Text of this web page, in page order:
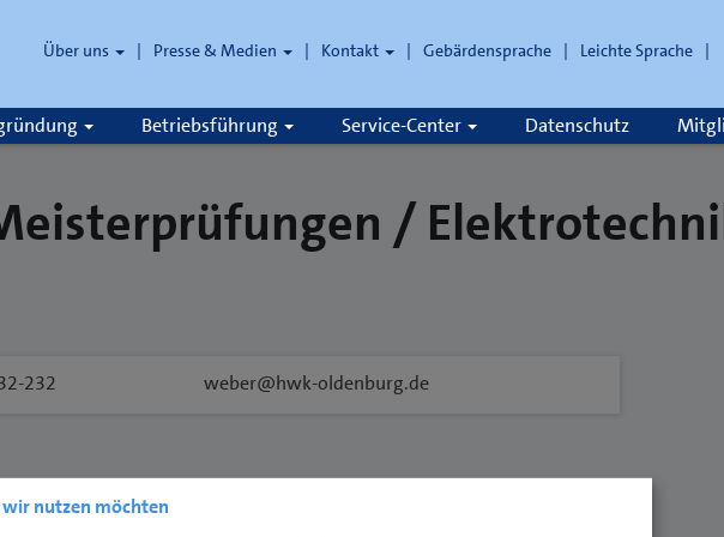
Über uns Presse & Medien Kontakt Gebärdensprache Leichte Sprache
Betriebsführung Service-Center Datenschutz
/
232 weber@hwk-oldenburg.de
nutzen möchten